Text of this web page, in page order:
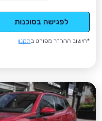
לפגישה בסוכנות
*חישוב ההחזר מפורט בתקנון